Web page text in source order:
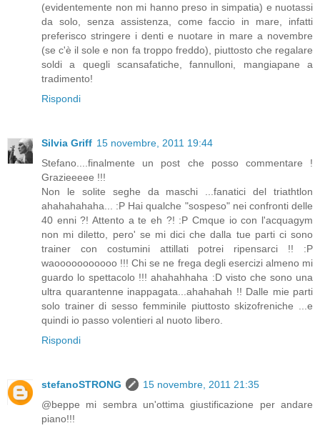
(evidentemente non mi hanno preso in simpatia) e nuotassi
da solo, senza assistenza, come faccio in mare, infatti
preferisco stringere i denti e nuotare in mare a novembre
(se c'è il sole e non fa troppo freddo), piuttosto che regalare
soldi a quegli scansafatiche, fannulloni, mangiapane a
tradimento!
Rispondi
Silvia Griff 15 novembre, 2011 19:44
Stefano....finalmente un post che posso commentare !
Grazieeeee !!!
Non le solite seghe da maschi ...fanatici del triathtlon
ahahahahaha... :P Hai qualche "sospeso" nei confronti delle
40 enni ?! Attento a te eh ?! :P Cmque io con l'acquagym
non mi diletto, pero' se mi dici che dalla tue parti ci sono
trainer con costumini attillati potrei ripensarci !! :P
waooooooooooo !!! Chi se ne frega degli esercizi almeno mi
guardo lo spettacolo !!! ahahahhaha :D visto che sono una
ultra quarantenne inappagata...ahahahah !! Dalle mie parti
solo trainer di sesso femminile piuttosto skizofreniche ...e
quindi io passo volentieri al nuoto libero.
Rispondi
stefanoSTRONG
15 novembre, 2011 21:35
@beppe mi sembra un'ottima giustificazione per andare
piano!!!